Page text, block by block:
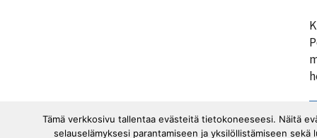
Tämä verkkosivu tallentaa evästeitä tietokoneeseesi. Näitä
selauselämyksesi parantamiseen ja yksilöllistämiseen